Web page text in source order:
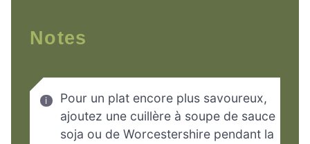
Notes
Pour un plat encore plus savoureux,
ajoutez une cuillère à soupe de sauce
soja ou de Worcestershire pendant la